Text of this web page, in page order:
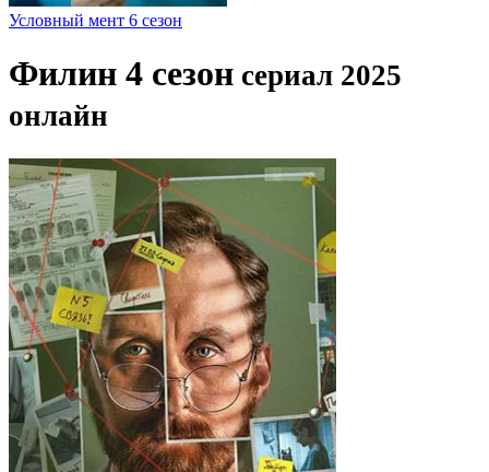
Условный мент 6 сезон
Филин 4 сезон сериал 2025
онлайн